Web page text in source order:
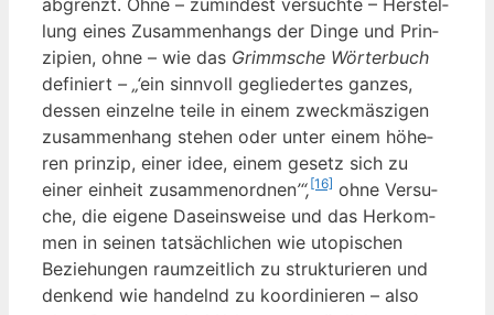
lung eines Zusam­men­hangs der Din­ge und Prin­
zi­pi­en, ohne – wie das Grimm­sche Wör­ter­buch
defi­niert – „‘ein sinn­voll geglie­der­tes gan­zes,
des­sen ein­zel­ne tei­le in einem zweck­mäs­zi­gen
zusam­men­hang ste­hen oder unter einem höhe­
ren prin­zip, einer idee, einem gesetz sich zu
einer ein­heit zusam­men­ord­nen’“,[16] ohne Ver­su­
che, die eige­ne Daseins­wei­se und das Her­kom­
men in sei­nen tat­säch­li­chen wie uto­pi­schen
Bezie­hun­gen raum­zeit­lich zu struk­tu­rie­ren und
den­kend wie han­delnd zu koor­di­nie­ren – also